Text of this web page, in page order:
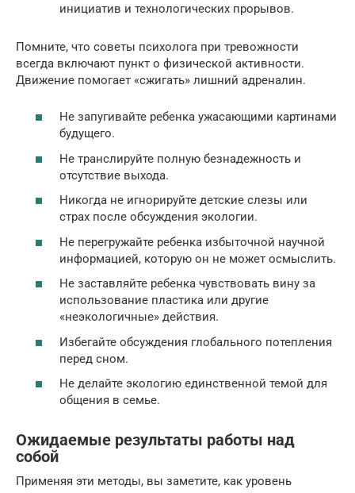
инициатив и технологических прорывов.
Помните, что советы психолога при тревожности
всегда включают пункт о физической активности.
Движение помогает «сжигать» лишний адреналин.
Не запугивайте ребенка ужасающими картинами
будущего.
Не транслируйте полную безнадежность и
отсутствие выхода.
Никогда не игнорируйте детские слезы или
страх после обсуждения экологии.
Не перегружайте ребенка избыточной научной
информацией, которую он не может осмыслить.
Не заставляйте ребенка чувствовать вину за
использование пластика или другие
«неэкологичные» действия.
Избегайте обсуждения глобального потепления
перед сном.
Не делайте экологию единственной темой для
общения в семье.
Ожидаемые результаты работы над
собой
Применяя эти методы, вы заметите, как уровень